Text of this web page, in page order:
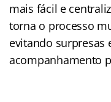
mais fácil e
torna o processo
evitando surpresas
acompanhamento